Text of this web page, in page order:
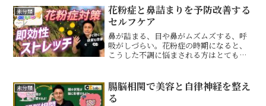
の原因として、筋肉や関節だけではない
場合もあります。今...
未分類
花粉症と鼻詰まりを予防改善する
セルフケア
鼻が詰まる、目や鼻がムズムズする、呼
吸がしづらい。花粉症の時期になると、
こうした不調に悩まされる方はとても多
につながります。今回の動画では、今つ
らい鼻詰まりや目・鼻の違...
未分類
腸脳相関で美容と自律神経を整え
る